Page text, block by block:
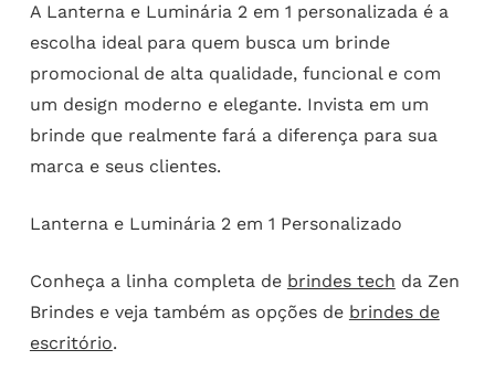
A Lanterna e Luminária 2 em 1 personalizada é a
escolha ideal para quem busca um brinde
promocional de alta qualidade, funcional e com
um design moderno e elegante. Invista em um
brinde que realmente fará a diferença para sua
marca e seus clientes.
Lanterna e Luminária 2 em 1 Personalizado
Conheça a linha completa de brindes tech da Zen
Brindes e veja também as opções de brindes de
escritório.